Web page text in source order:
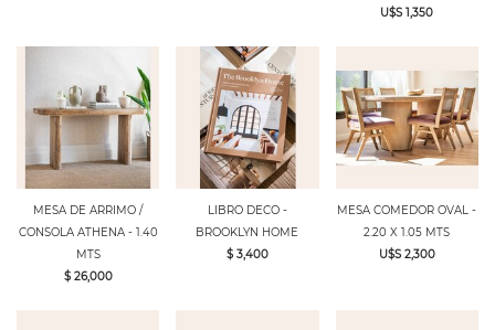
U$S 1,350
MESA DE ARRIMO /
CONSOLA ATHENA - 1.40
MTS
$ 26,000
LIBRO DECO -
BROOKLYN HOME
$ 3,400
MESA COMEDOR OVAL -
2.20 X 1.05 MTS
U$S 2,300